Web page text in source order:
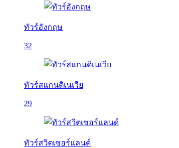
ทัวร์อังกฤษ
32
ทัวร์สแกนดิเนเวีย
29
ทัวร์สวิตเซอร์แลนด์